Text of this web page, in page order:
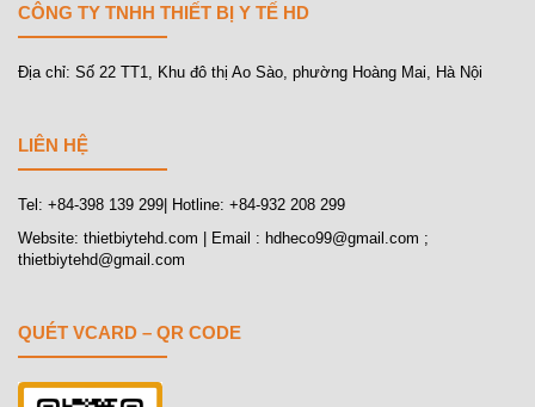
CÔNG TY TNHH THIẾT BỊ Y TẾ HD
Địa chỉ: Số 22 TT1, Khu đô thị Ao Sào, phường Hoàng Mai, Hà Nội
LIÊN HỆ
Tel: +84-398 139 299| Hotline: +84-932 208 299
Website: thietbiytehd.com | Email : hdheco99@gmail.com ;
thietbiytehd@gmail.com
QUÉT VCARD – QR CODE